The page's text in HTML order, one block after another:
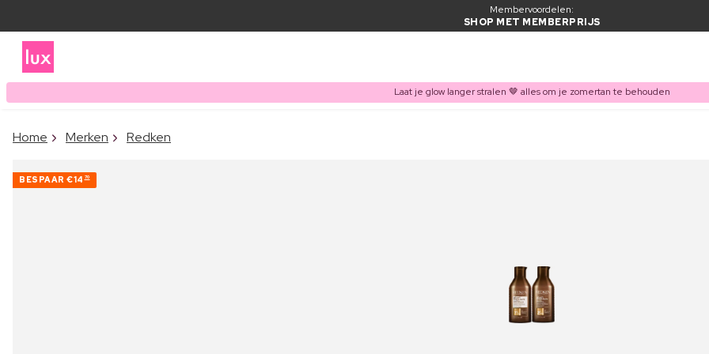
Membervoordelen:
SHOP MET MEMBERPRIJS
Laat je glow langer stralen 🤎 alles om je zomertan te behouden
Home Merken Redken
BESPAAR €14 70